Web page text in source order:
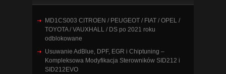
MD1CS003 CITROEN / PEUGEOT / FIAT / OPEL /
TOYOTA / VAUXHALL / DS po 2021 roku
odblokowane
Usuwanie AdBlue, DPF, EGR i Chiptuning –
Kompleksowa Modyfikacja Sterowników SID212 i
SID212EVO